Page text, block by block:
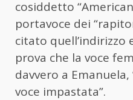
cosiddetto
portavoce dei
citato quell’indirizzo
prova che la voce
davvero a
voce impastata”.